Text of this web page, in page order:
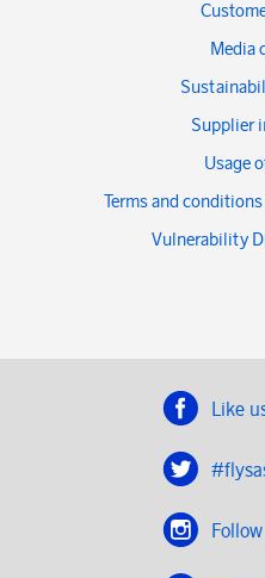
Media
Supplier
Usage
Terms and
Vulnerability
Like